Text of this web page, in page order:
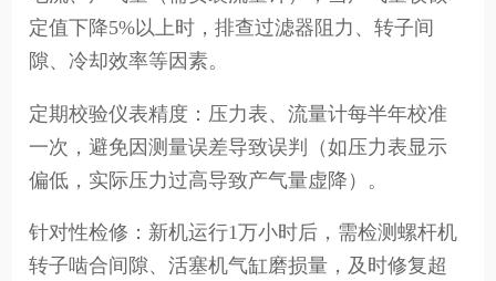
定值下降5%以上时，排查过滤器阻力、转子间
隙、冷却效率等因素。
定期校验仪表精度：压力表、流量计每半年校准
一次，避免因测量误差导致误判（如压力表显示
偏低，实际压力过高导致产气量虚降）。
针对性检修：新机运行1万小时后，需检测螺杆机
转子啮合间隙、活塞机气缸磨损量，及时修复超